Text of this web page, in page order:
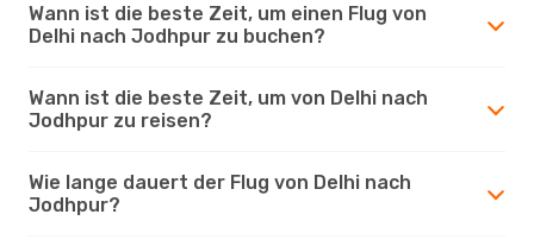
Wann ist die beste Zeit, um einen Flug von
Delhi nach Jodhpur zu buchen?
Wann ist die beste Zeit, um von Delhi nach
Jodhpur zu reisen?
Wie lange dauert der Flug von Delhi nach
Jodhpur?